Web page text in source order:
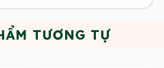
TƯƠNG TỰ